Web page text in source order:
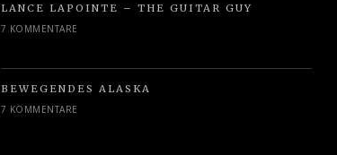
LANCE LAPOINTE – THE GUITAR GUY
7 KOMMENTARE
BEWEGENDES ALASKA
7 KOMMENTARE